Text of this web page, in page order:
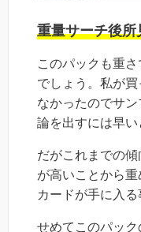
重量サーチ後所
このパックも重
でしょう。私が
なかったのでサ
論を出すには早い
だがこれまでの
が高いことから
カードが手に入る
せめてこのパッ